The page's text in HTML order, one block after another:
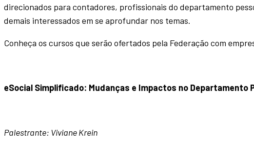
direcionados para contadores, profissionais do departamento
demais interessados em se aprofundar nos temas.
Conheça os cursos que serão ofertados pela Federação com
eSocial Simplificado: Mudanças e Impactos no Departamento
Palestrante: Viviane Krein